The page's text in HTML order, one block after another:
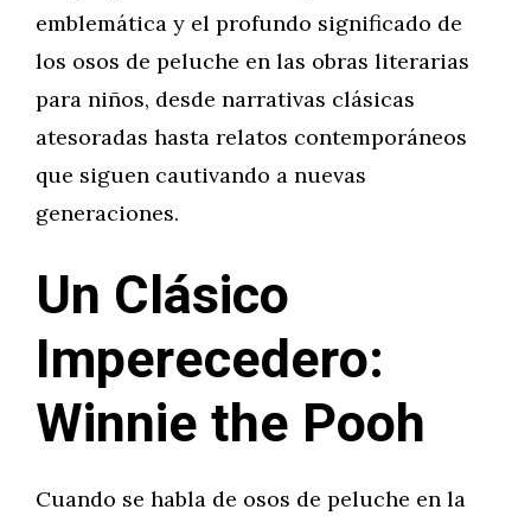
emblemática y el profundo significado de
los osos de peluche en las obras literarias
para niños, desde narrativas clásicas
atesoradas hasta relatos contemporáneos
que siguen cautivando a nuevas
generaciones.
Un Clásico
Imperecedero:
Winnie the Pooh
Cuando se habla de osos de peluche en la